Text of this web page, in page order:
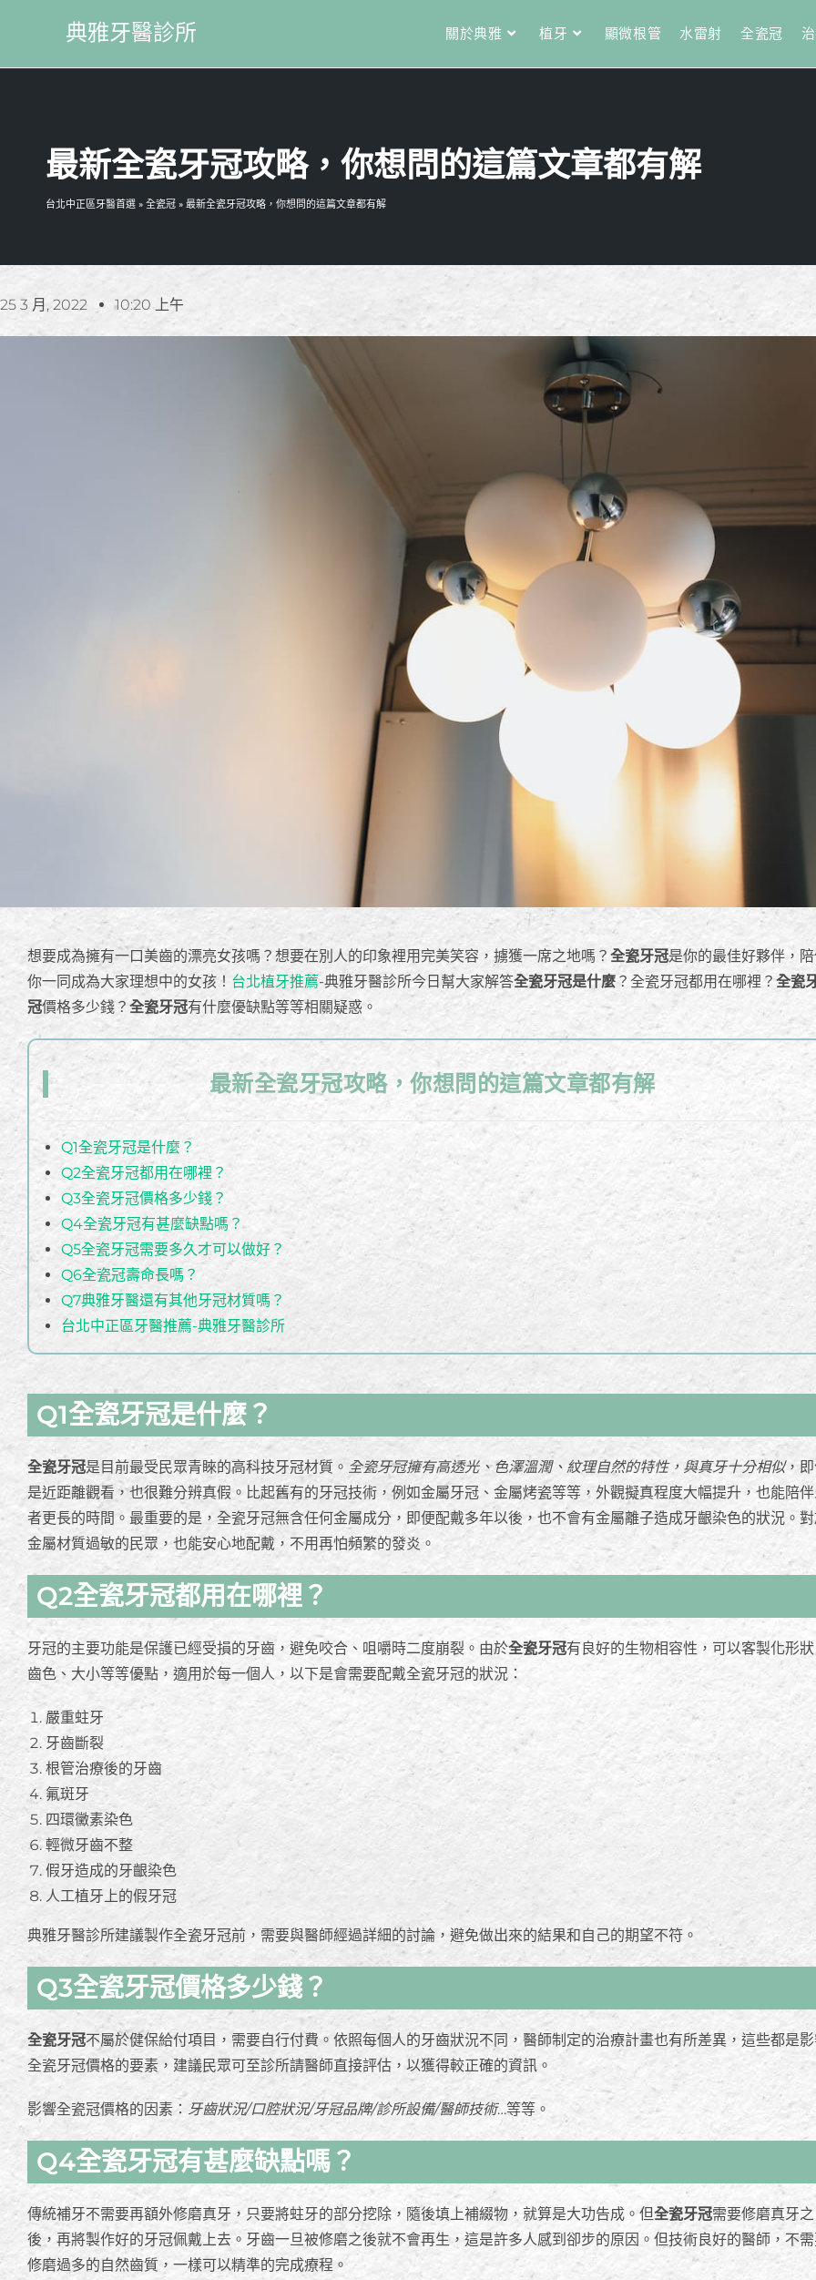
典雅牙醫診所 關於典雅 植牙 顯微根管 水雷射 全瓷冠
最新全瓷牙冠攻略，你想問的這篇文章都有解
台北中正區牙醫首選 » 全瓷冠 » 最新全瓷牙冠攻略，你想問的這篇文章都有解
25 3 月, 2022 10:20 上午
想要成為擁有一口美齒的漂亮女孩嗎？想要在別人的印象裡用完美笑容，擄獲一席之地嗎？ 全瓷牙冠是你的最佳好夥伴，
你一同成為大家理想中的女孩！ 台北植牙推薦-典雅牙醫診所今日幫大家解答全瓷牙冠是什麼？全瓷牙冠都用在哪裡？ 全瓷
冠價格多少錢？ 全瓷牙冠有什麼優缺點等等相關疑惑。
最新全瓷牙冠攻略，你想問的這篇文章都有解
Q1全瓷牙冠是什麼？
Q2全瓷牙冠都用在哪裡？
Q3全瓷牙冠價格多少錢？
Q4全瓷牙冠有甚麼缺點嗎？
Q5全瓷牙冠需要多久才可以做好？
Q6全瓷冠壽命長嗎？
Q7典雅牙醫還有其他牙冠材質嗎？
台北中正區牙醫推薦-典雅牙醫診所
Q1全瓷牙冠是什麼？
全瓷牙冠是目前最受民眾青睞的高科技牙冠材質。 全瓷牙冠擁有高透光、色澤溫潤、紋理自然的特性，與真牙十分相似，
是近距離觀看，也很難分辨真假。比起舊有的牙冠技術，例如金屬牙冠、金屬烤瓷等等，外觀擬真程度大幅提升，也能陪
者更長的時間。最重要的是，全瓷牙冠無含任何金屬成分，即便配戴多年以後，也不會有金屬離子造成牙齦染色的狀況。
金屬材質過敏的民眾，也能安心地配戴，不用再怕頻繁的發炎。
Q2全瓷牙冠都用在哪裡？
牙冠的主要功能是保護已經受損的牙齒，避免咬合、咀嚼時二度崩裂。由於全瓷牙冠有良好的生物相容性，可以客製化形
齒色、大小等等優點，適用於每一個人，以下是會需要配戴全瓷牙冠的狀況：
嚴重蛀牙
牙齒斷裂
根管治療後的牙齒
氟斑牙
四環黴素染色
輕微牙齒不整
假牙造成的牙齦染色
人工植牙上的假牙冠
典雅牙醫診所建議製作全瓷牙冠前，需要與醫師經過詳細的討論，避免做出來的結果和自己的期望不符。
Q3全瓷牙冠價格多少錢？
全瓷牙冠不屬於健保給付項目，需要自行付費。依照每個人的牙齒狀況不同，醫師制定的治療計畫也有所差異，這些都是
全瓷牙冠價格的要素，建議民眾可至診所請醫師直接評估，以獲得較正確的資訊。
影響全瓷冠價格的因素： 牙齒狀況/口腔狀況/牙冠品牌/診所設備/醫師技術…等等。
Q4全瓷牙冠有甚麼缺點嗎？
傳統補牙不需要再額外修磨真牙，只要將蛀牙的部分挖除，隨後填上補綴物，就算是大功告成。但全瓷牙冠需要修磨真牙之
後，再將製作好的牙冠佩戴上去。牙齒一旦被修磨之後就不會再生，這是許多人感到卻步的原因。但技術良好的醫師，不
修磨過多的自然齒質，一樣可以精準的完成療程。